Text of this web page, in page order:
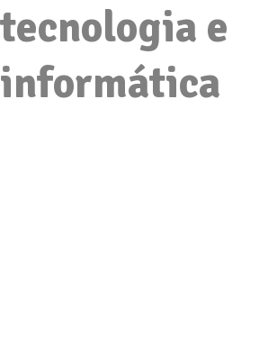
tecnologia e
informática